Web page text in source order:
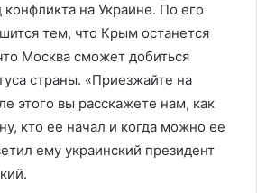
конфликта на Украине. По его
тем, что Крым останется
Москва сможет добиться
страны. «Приезжайте на
этого вы расскажете нам, как
кто ее начал и когда можно ее
ему украинский президент